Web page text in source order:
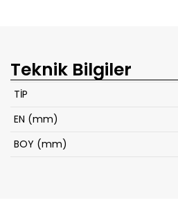
Teknik Bilgiler
TİP
EN (mm)
BOY (mm)